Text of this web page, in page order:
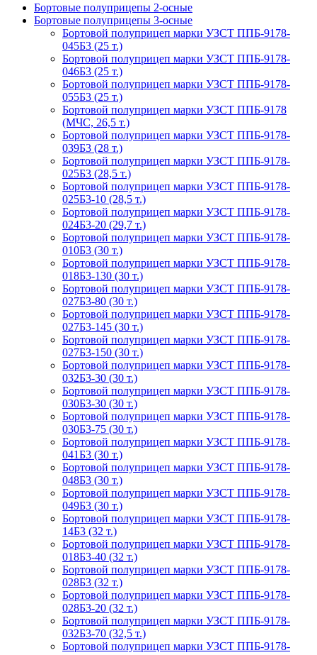
Бортовые полуприцепы 2-осные
Бортовые полуприцепы 3-осные
Бортовой полуприцеп марки УЗСТ ППБ-9178-
045Б3 (25 т.)
Бортовой полуприцеп марки УЗСТ ППБ-9178-
046Б3 (25 т.)
Бортовой полуприцеп марки УЗСТ ППБ-9178-
055Б3 (25 т.)
Бортовой полуприцеп марки УЗСТ ППБ-9178
(МЧС, 26,5 т.)
Бортовой полуприцеп марки УЗСТ ППБ-9178-
039Б3 (28 т.)
Бортовой полуприцеп марки УЗСТ ППБ-9178-
025Б3 (28,5 т.)
Бортовой полуприцеп марки УЗСТ ППБ-9178-
025Б3-10 (28,5 т.)
Бортовой полуприцеп марки УЗСТ ППБ-9178-
024Б3-20 (29,7 т.)
Бортовой полуприцеп марки УЗСТ ППБ-9178-
010Б3 (30 т.)
Бортовой полуприцеп марки УЗСТ ППБ-9178-
018Б3-130 (30 т.)
Бортовой полуприцеп марки УЗСТ ППБ-9178-
027Б3-80 (30 т.)
Бортовой полуприцеп марки УЗСТ ППБ-9178-
027Б3-145 (30 т.)
Бортовой полуприцеп марки УЗСТ ППБ-9178-
027Б3-150 (30 т.)
Бортовой полуприцеп марки УЗСТ ППБ-9178-
032Б3-30 (30 т.)
Бортовой полуприцеп марки УЗСТ ППБ-9178-
030Б3-30 (30 т.)
Бортовой полуприцеп марки УЗСТ ППБ-9178-
030Б3-75 (30 т.)
Бортовой полуприцеп марки УЗСТ ППБ-9178-
041Б3 (30 т.)
Бортовой полуприцеп марки УЗСТ ППБ-9178-
048Б3 (30 т.)
Бортовой полуприцеп марки УЗСТ ППБ-9178-
049Б3 (30 т.)
Бортовой полуприцеп марки УЗСТ ППБ-9178-
14Б3 (32 т.)
Бортовой полуприцеп марки УЗСТ ППБ-9178-
018Б3-40 (32 т.)
Бортовой полуприцеп марки УЗСТ ППБ-9178-
028Б3 (32 т.)
Бортовой полуприцеп марки УЗСТ ППБ-9178-
028Б3-20 (32 т.)
Бортовой полуприцеп марки УЗСТ ППБ-9178-
032Б3-70 (32,5 т.)
Бортовой полуприцеп марки УЗСТ ППБ-9178-